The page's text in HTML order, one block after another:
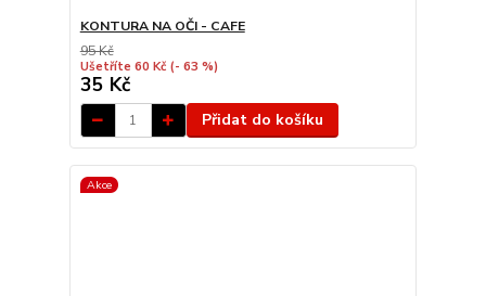
KONTURA NA OČI - CAFE
95 Kč
Ušetříte 60 Kč (- 63 %)
35 Kč
Přidat do košíku
Akce